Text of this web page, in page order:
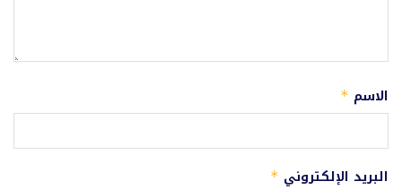
الاسم *
البريد الإلكتروني *